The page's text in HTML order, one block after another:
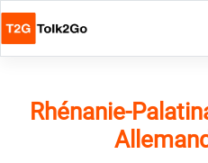
Rhénanie-